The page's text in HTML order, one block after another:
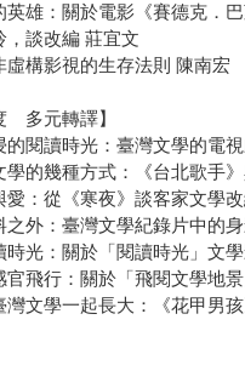
英雄：關於電影《賽德克．
，談改編 莊宜文
虛構影視的生存法則 陳南宏
多元轉譯】
的閱讀時光：臺灣文學的電
學的幾種方式：《台北歌手
愛：從《寒夜》談客家文學
之外：臺灣文學紀錄片中的
時光：關於「閱讀時光」文
官飛行：關於「飛閱文學地
灣文學一起長大：《花甲男